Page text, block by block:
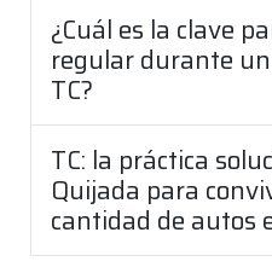
¿Cuál es la clave
regular durante
TC?
TC: la práctica
Quijada para
cantidad de autos